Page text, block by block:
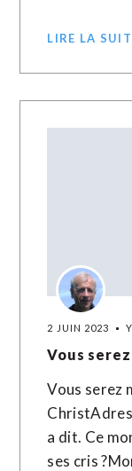
LIRE LA
2 JUIN 2023
Vous
Vous serez
a dit. Ce
ses cris